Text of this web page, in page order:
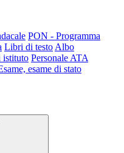
PON - Programma
Libri di testo Albo
istituto Personale ATA
esame di stato